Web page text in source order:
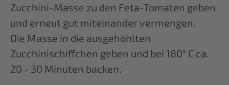
Zucchini-Masse zu den Feta-Tomaten geben
und erneut gut miteinander vermengen.
Die Masse in die ausgehöhlten
Zucchinischiffchen geben und bei 180° C ca.
20 - 30 Minuten backen.